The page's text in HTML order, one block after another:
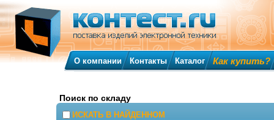
О компании Контакты Каталог Как купить?
Поиск по складу
ИСКАТЬ В НАЙДЕННОМ